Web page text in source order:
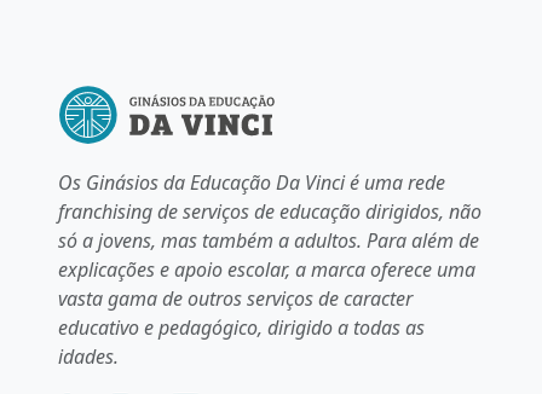
Os Ginásios da Educação Da Vinci é uma rede
franchising de serviços de educação dirigidos, não
só a jovens, mas também a adultos. Para além de
explicações e apoio escolar, a marca oferece uma
vasta gama de outros serviços de caracter
educativo e pedagógico, dirigido a todas as
idades.